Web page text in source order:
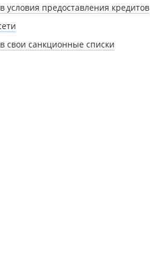
условия предоставления кредитов
свои санкционные списки